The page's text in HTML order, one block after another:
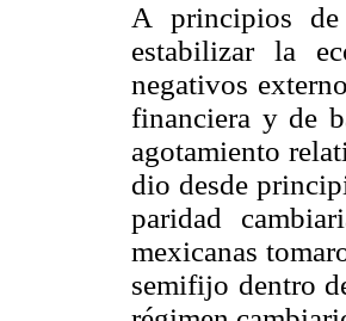
A principios
estabilizar la
negativos
financiera y de
agotamiento
dio desde
paridad
mexicanas
semifijo dentro